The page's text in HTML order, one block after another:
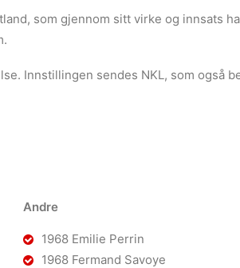
som gjennom sitt virke og innsats
Innstillingen sendes NKL, som også
Andre
1968 Emilie Perrin
1968 Fermand Savoye